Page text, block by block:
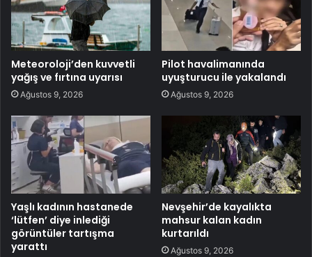
Meteoroloji’den kuvvetli
yağış ve fırtına uyarısı
Ağustos 9, 2026
Pilot havalimanında
uyuşturucu ile yakalandı
Ağustos 9, 2026
Yaşlı kadının hastanede
‘lütfen’ diye inlediği
görüntüler tartışma
yarattı
Nevşehir’de kayalıkta
mahsur kalan kadın
kurtarıldı
Ağustos 9, 2026